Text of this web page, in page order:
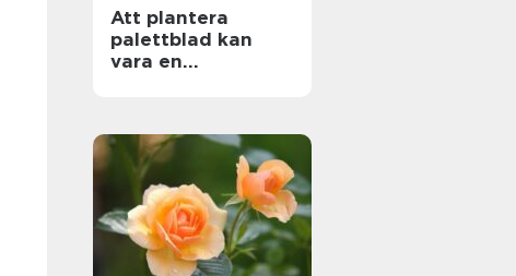
Att plantera
palettblad kan
vara en
trädgårdsmästare
och nybörjare